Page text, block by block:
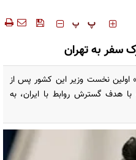
‍‍‍ پ پ
سفر به تهران
اولین نخست وزیر این کشور پس از
با هدف گسترش روابط با ایران، به